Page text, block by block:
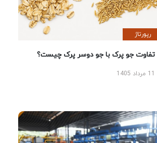
رپورتاژ
تفاوت جو پرک با جو دوسر پرک چیست؟